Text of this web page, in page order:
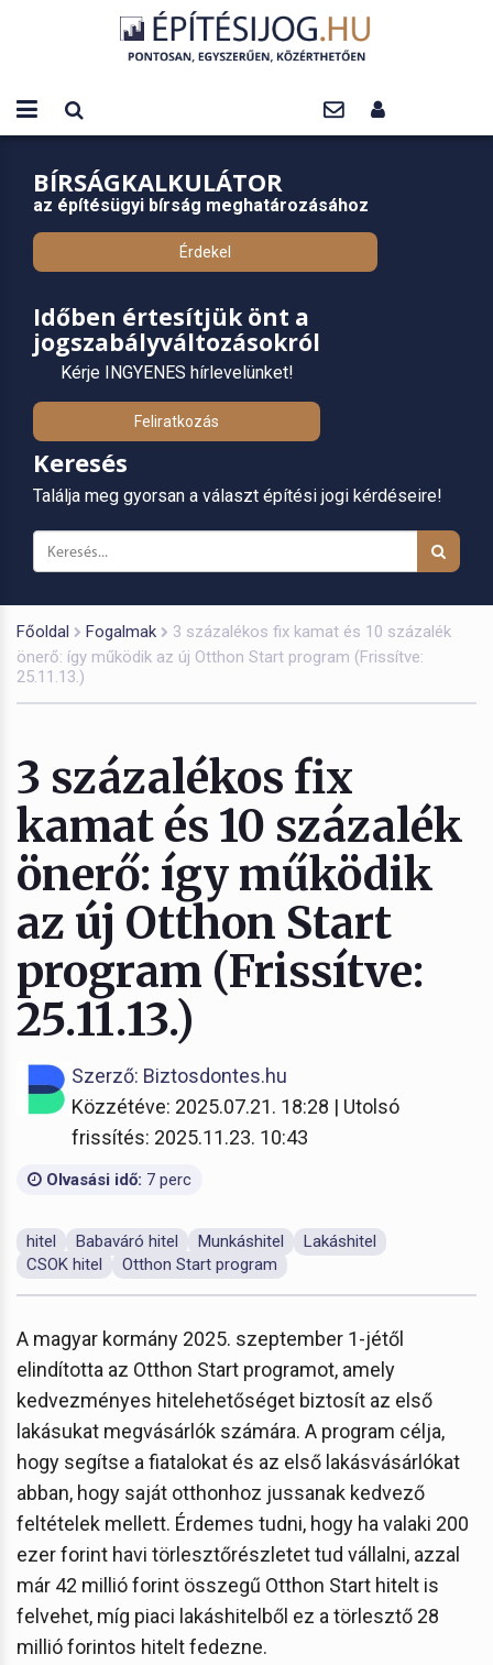
BÍRSÁGKALKULÁTOR
az építésügyi bírság meghatározásához
Érdekel
Időben értesítjük önt a
jogszabályváltozásokról
Kérje INGYENES hírlevelünket!
Feliratkozás
Keresés
Találja meg gyorsan a választ építési jogi kérdéseire!
Főoldal Fogalmak
3 százalékos fix kamat és 10 százalék
önerő: így működik az új Otthon Start program (Frissítve:
25.11.13.)
3 százalékos fix
kamat és 10 százalék
önerő: így működik
az új Otthon Start
program (Frissítve:
25.11.13.)
Szerző: Biztosdontes.hu
Közzétéve: 2025.07.21. 18:28 | Utolsó
frissítés: 2025.11.23. 10:43
Olvasási idő: 7 perc
hitel Babaváró hitel Munkáshitel
Lakáshitel
CSOK hitel
Otthon Start program
A magyar kormány 2025. szeptember 1-jétől
elindította az Otthon Start programot, amely
kedvezményes hitelehetőséget biztosít az első
lakásukat megvásárlók számára. A program célja,
hogy segítse a fiatalokat és az első lakásvásárlókat
abban, hogy saját otthonhoz jussanak kedvező
feltételek mellett. Érdemes tudni, hogy ha valaki 200
ezer forint havi törlesztőrészletet tud vállalni, azzal
már 42 millió forint összegű Otthon Start hitelt is
felvehet, míg piaci lakáshitelből ez a törlesztő 28
millió forintos hitelt fedezne.